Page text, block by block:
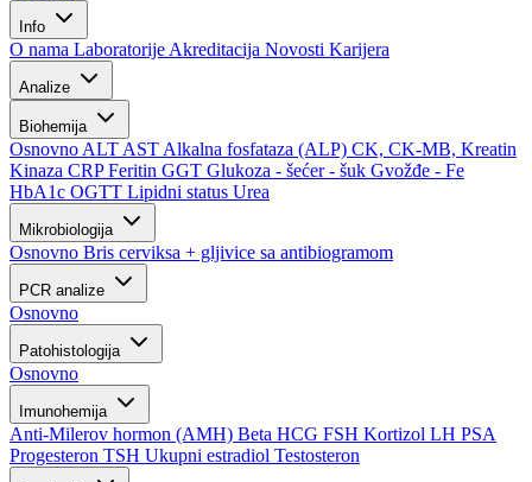
Info
O nama Laboratorije Akreditacija Novosti Karijera
Analize
Biohemija
Osnovno ALT AST Alkalna fosfataza (ALP) CK, CK-MB, Kreatin
Kinaza CRPFeritin GGT Glukoza - šećer - šuk Gvožđe - Fe
HbA1c OGTT Lipidni status Urea
Mikrobiologija
Osnovno Bris cerviksa + gljivice sa antibiogramom
PCR analize
Osnovno
Patohistologija
Osnovno
Imunohemija
Anti-Milerov hormon (AMH) Beta HCG FSH Kortizol LH PSA
Progesteron TSH Ukupni estradiol Testosteron